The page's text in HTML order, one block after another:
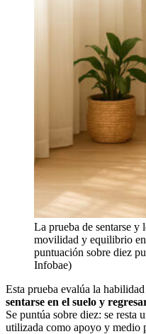
La prueba de sentarse y
movilidad y equilibrio
puntuación sobre diez
Infobae)
Esta prueba evalúa la habilidad
sentarse en el suelo y
Se puntúa sobre diez: se resta
utilizada como apoyo y medio